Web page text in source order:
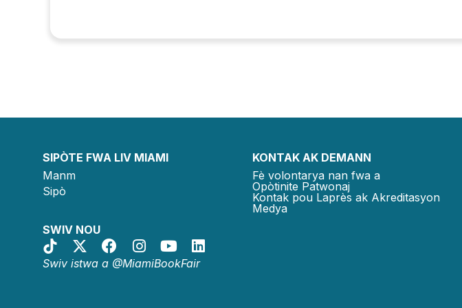
SIPÒTE FWA LIV MIAMI
Manm
Sipò
SWIV NOU
Swiv istwa a @MiamiBookFair
KONTAK AK DEMANN
Fè volontarya nan fwa a
Opòtinite Patwonaj
Kontak pou Laprès ak Akreditasyon
Medya